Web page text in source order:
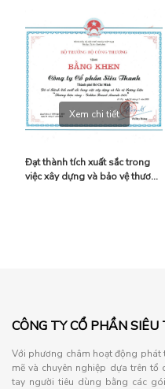
Xem chi tiết
Đạt thành tích xuất sắc trong
việc xây dựng và bảo vệ thương
CÔNG TY CỔ PHẦN
Với phương châm hoạt động phát
mẽ và chuyên nghiệp dựa trên tổ
tay người tiêu dùng bằng các